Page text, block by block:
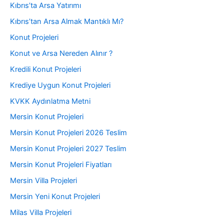
Kıbrıs’ta Arsa Yatırımı
Kıbrıs’tan Arsa Almak Mantıklı Mı?
Konut Projeleri
Konut ve Arsa Nereden Alınır ?
Kredili Konut Projeleri
Krediye Uygun Konut Projeleri
KVKK Aydınlatma Metni
Mersin Konut Projeleri
Mersin Konut Projeleri 2026 Teslim
Mersin Konut Projeleri 2027 Teslim
Mersin Konut Projeleri Fiyatları
Mersin Villa Projeleri
Mersin Yeni Konut Projeleri
Milas Villa Projeleri